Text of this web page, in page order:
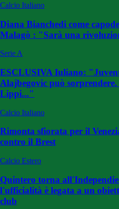
Calcio Italiano
Diana Bianchedi come
Malagò : "Sarà una
Serie A
ESCLUSIVA Iuliano:
Alajbegovic può
Lippi..."
Calcio Italiano
Rimonta sfiorata per il
contro il Brest
Calcio Estero
Quintero torna
l'ufficialità è legata a un
club